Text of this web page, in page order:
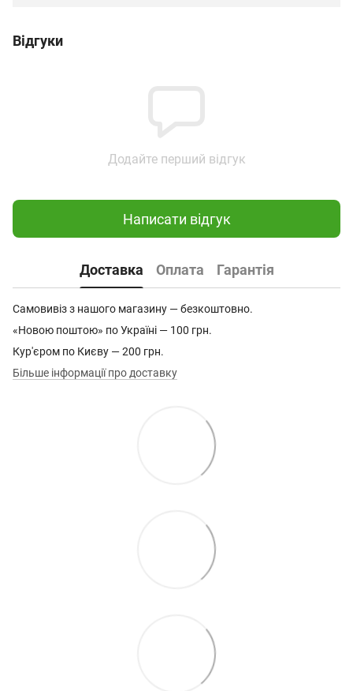
Відгуки
Додайте перший відгук
Написати відгук
Доставка Оплата Гарантія
Самовивіз з нашого магазину — безкоштовно.
«Новою поштою» по Україні — 100 грн.
Кур'єром по Києву — 200 грн.
Більше інформації про доставку